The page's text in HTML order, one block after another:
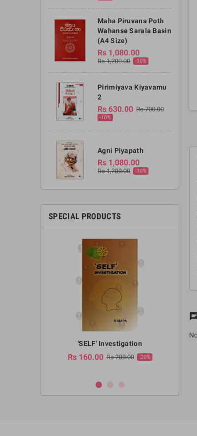
Maha Piruvana Poth
Wahanse Sarala Basin
(A4 Size)
Rs 1,080.00
Rs 1,200.00 -10%
Pirimiyava Kiyavamu
2
Rs 630.00 Rs 700.00
-10%
Agni Piyapath
Rs 1,080.00
Rs 1,200.00 -10%
SPECIAL PRODUCTS
'SELF' Investigation
Rs 160.00 Rs 200.00 -20%